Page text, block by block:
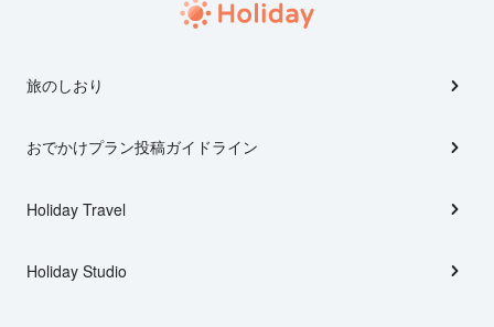
旅のしおり
おでかけプラン投稿ガイドライン
Holiday Travel
Holiday Studio